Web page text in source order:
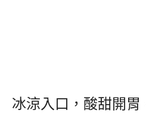
冰涼入口，酸甜開胃